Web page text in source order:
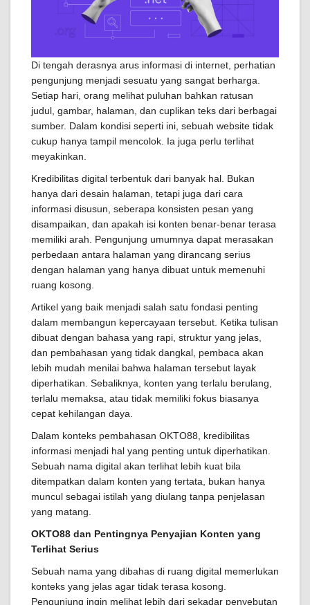
Di tengah derasnya arus informasi di internet, perhatian
pengunjung menjadi sesuatu yang sangat berharga.
Setiap hari, orang melihat puluhan bahkan ratusan
judul, gambar, halaman, dan cuplikan teks dari berbagai
sumber. Dalam kondisi seperti ini, sebuah website tidak
cukup hanya tampil mencolok. Ia juga perlu terlihat
meyakinkan.
Kredibilitas digital terbentuk dari banyak hal. Bukan
hanya dari desain halaman, tetapi juga dari cara
informasi disusun, seberapa konsisten pesan yang
disampaikan, dan apakah isi konten benar-benar terasa
memiliki arah. Pengunjung umumnya dapat merasakan
perbedaan antara halaman yang dirancang serius
dengan halaman yang hanya dibuat untuk memenuhi
ruang kosong.
Artikel yang baik menjadi salah satu fondasi penting
dalam membangun kepercayaan tersebut. Ketika tulisan
dibuat dengan bahasa yang rapi, struktur yang jelas,
dan pembahasan yang tidak dangkal, pembaca akan
lebih mudah menilai bahwa halaman tersebut layak
diperhatikan. Sebaliknya, konten yang terlalu berulang,
terlalu memaksa, atau tidak memiliki fokus biasanya
cepat kehilangan daya.
Dalam konteks pembahasan OKTO88, kredibilitas
informasi menjadi hal yang penting untuk diperhatikan.
Sebuah nama digital akan terlihat lebih kuat bila
ditempatkan dalam konten yang tertata, bukan hanya
muncul sebagai istilah yang diulang tanpa penjelasan
yang matang.
OKTO88 dan Pentingnya Penyajian Konten yang
Terlihat Serius
Sebuah nama yang dibahas di ruang digital memerlukan
konteks yang jelas agar tidak terasa kosong.
Pengunjung ingin melihat lebih dari sekadar penyebutan